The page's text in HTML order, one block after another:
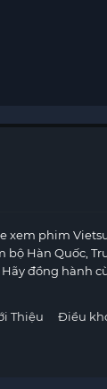
xem phim
Hàn Quốc,
Hãy đồng hành
Thiệu Điều